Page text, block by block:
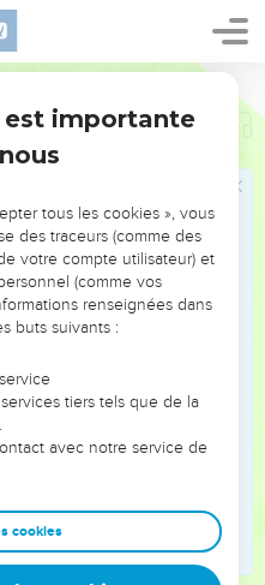
L’ÉVÉNEMENT
!
VOUS ÉVITER LES
?
moins les doutes, les erreurs
alors même que ce
façonnés.
et responsables
afin que leurs erreurs
guidiez un ministère, une
leur expérience est faite
est importante
tous les cookies », vous
des traceurs (comme des
votre compte utilisateur) et
(comme vos
renseignées dans
buts suivants :
tiers tels que de la
avec notre service de
cookies